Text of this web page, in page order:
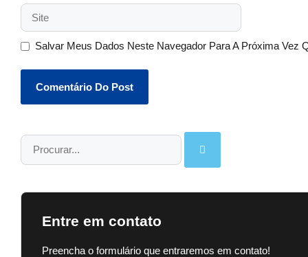
Salvar Meus Dados Neste Navegador Para A Próxima Vez
Entre em contato
Preencha o formulário que entraremos em contato!